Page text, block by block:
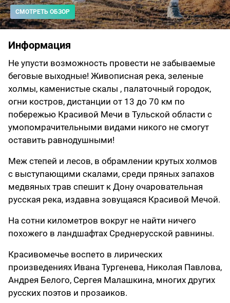
СМОТРЕТЬ ОБЗОР
Информация
Не упусти возможность провести не забываемые
беговые выходные! Живописная река, зеленые
холмы, каменистые скалы , палаточный городок,
огни костров, дистанции от 13 до 70 км по
побережью Красивой Мечи в Тульской области с
умопомрачительными видами никого не смогут
оставить равнодушными!
Меж степей и лесов, в обрамлении крутых холмов
с выступающими скалами, среди пряных запахов
медвяных трав спешит к Дону очаровательная
русская река, издавна зовущаяся Красивой Мечой.
На сотни километров вокруг не найти ничего
похожего в ландшафтах Среднерусской равнины.
Красивомечье воспето в лирических
произведениях Ивана Тургенева, Николая Павлова,
Андрея Белого, Сергея Малашкина, многих других
русских поэтов и прозаиков.